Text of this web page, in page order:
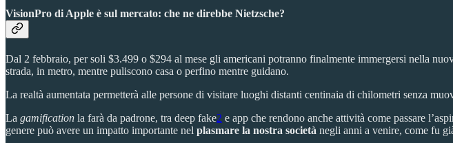
VisionPro di Apple è sul mercato: che ne direbbe Nietzsche?
Dal 2 febbraio, per soli $3.499 o $294 al mese gli americani potranno finalmente immergersi nella
strada, in metro, mentre puliscono casa o perfino mentre guidano.
La realtà aumentata permetterà alle persone di visitare luoghi distanti centinaia di chilometri senza
La gamification la farà da padrone, tra deep fake2 e app che rendono anche attività come passare
genere può avere un impatto importante nel plasmare la nostra società negli anni a venire, come fu